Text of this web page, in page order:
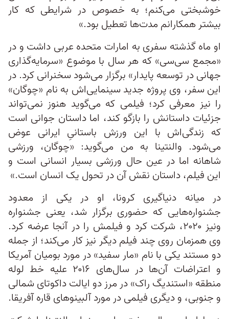
خوشبختی می‌کنم؛ به خصوص در شرایطی که کار
بیشتر همکارانم مدت‌ها تعطیل بود.»
او ماه گذشته سفری به امارات متحده عربی داشت و در
«مجمع سی‌سی» که هر سال با موضوع «سرمایه‌گذاری
جهانی در توسعه پایدار» برگزار می‌شود سخنرانی کرد. در
این سفر، وی پروژه جدید سینمایی‌اش به نام «چوگان»
را نیز معرفی کرد؛ فیلمی که می‌گوید هنوز نمی‌تواند
جزئیات داستانش را بازگو کند، اما داستان جوانی است
که زندگی‌اش با این ورزش باستانیِ ایرانی عوض
می‌شود. والنتینا به من می‌گوید: «چوگان، ورزشی
شاهانه اما در عین حال ورزشی بسیار انسانی است و
این فیلم، داستان نقش آن در تحول یک انسان است.»
در میانه دنیاگیری کرونا، او در یکی از معدود
جشنواره‌هایی که حضوری برگزار شد، یعنی جشنواره
ونیز ۲۰۲۰، شرکت کرد و فیلمش را در آنجا عرضه کرد.
وی همزمان روی چند فیلم دیگر نیز کار می‌کند؛ از جمله
دو مستند یکی با نام «مار سفید» در مورد بومیان آمریکا
و اعتراضات آن‌ها در سال‌های ۲۰۱۶ علیه خط لوله
منطقه «استندیگ راک» در مرز دو ایالت داکوتای شمالی
و جنوبی، و دیگری فیلمی در مورد آلبینوهای قاره آفریقا.